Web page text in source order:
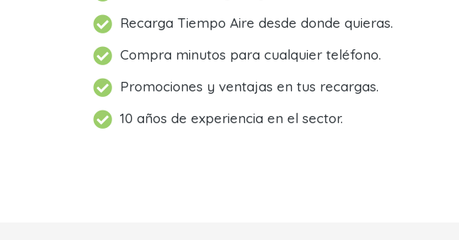
Recarga Tiempo Aire desde donde quieras.
Compra minutos para cualquier teléfono.
Promociones y ventajas en tus recargas.
10 años de experiencia en el sector.